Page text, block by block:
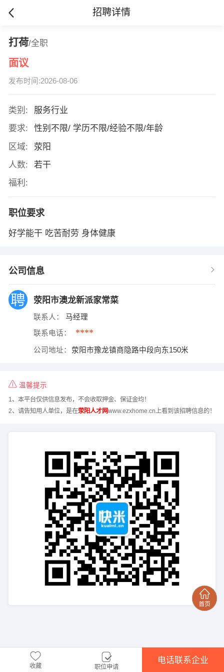
招聘详情
打荷/全职
面议
发布时间:2026-08-06
类别:
服务行业
要求:
性别不限/ 学历不限/经验不限/年龄
区域:
荥阳
人数:
若干
福利:
职位要求
好学能干 吃苦耐劳 身体健康
公司信息
荥阳市澳龙新派家常菜
联系人： 马经理
联系电话： ****
公司地址： 荥阳市豫龙镇商隐路中段向东150米
温馨提示
1、本平台仅供信息发布，不会收取押金、保证金均！
2、请告知用人单位，是在荥阳人才网www.ezxhome.cn上看到该招聘信息的！
收藏 职位申请
电话联系企业